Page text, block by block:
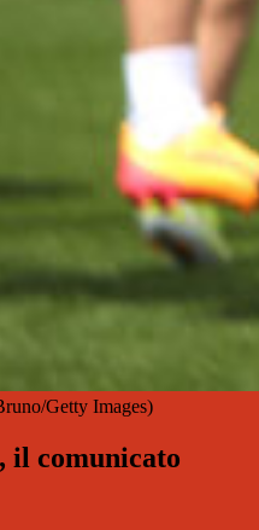
Getty Images)
il comunicato